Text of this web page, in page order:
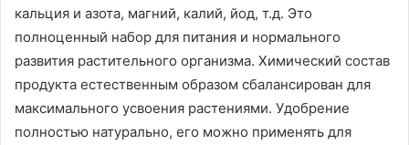
кальция и азота, магний, калий, йод, т.д. Это
полноценный набор для питания и нормального
развития растительного организма. Химический состав
продукта естественным образом сбалансирован для
максимального усвоения растениями. Удобрение
полностью натурально, его можно применять для